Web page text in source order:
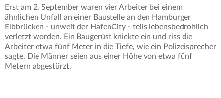
Erst am 2. September waren vier Arbeiter bei einem
ähnlichen Unfall an einer Baustelle an den Hamburger
Elbbrücken - unweit der HafenCity - teils lebensbedrohlich
verletzt worden. Ein Baugerüst knickte ein und riss die
Arbeiter etwa fünf Meter in die Tiefe, wie ein Polizeisprecher
sagte. Die Männer seien aus einer Höhe von etwa fünf
Metern abgestürzt.